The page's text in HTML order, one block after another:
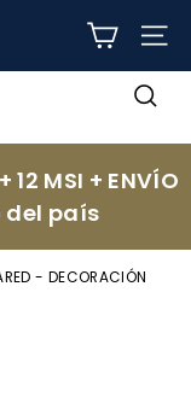
MSI + ENVÍO
del país
- DECORACIÓN